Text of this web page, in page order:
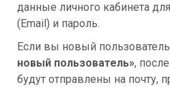
данные личного кабинета
(Email) и пароль.
Если вы новый
новый пользователь»,
будут отправлены на почту,